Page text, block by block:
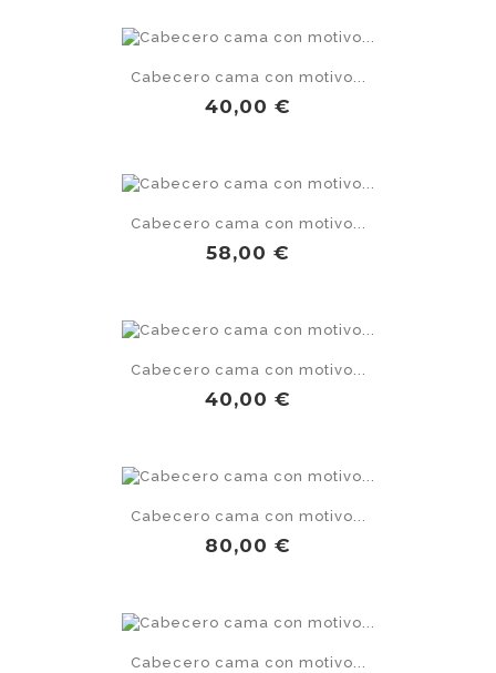
Cabecero cama con motivo...
Precio
40,00 €
Cabecero cama con motivo...
Precio
58,00 €
Cabecero cama con motivo...
Precio
40,00 €
Cabecero cama con motivo...
Precio
80,00 €
Cabecero cama con motivo...